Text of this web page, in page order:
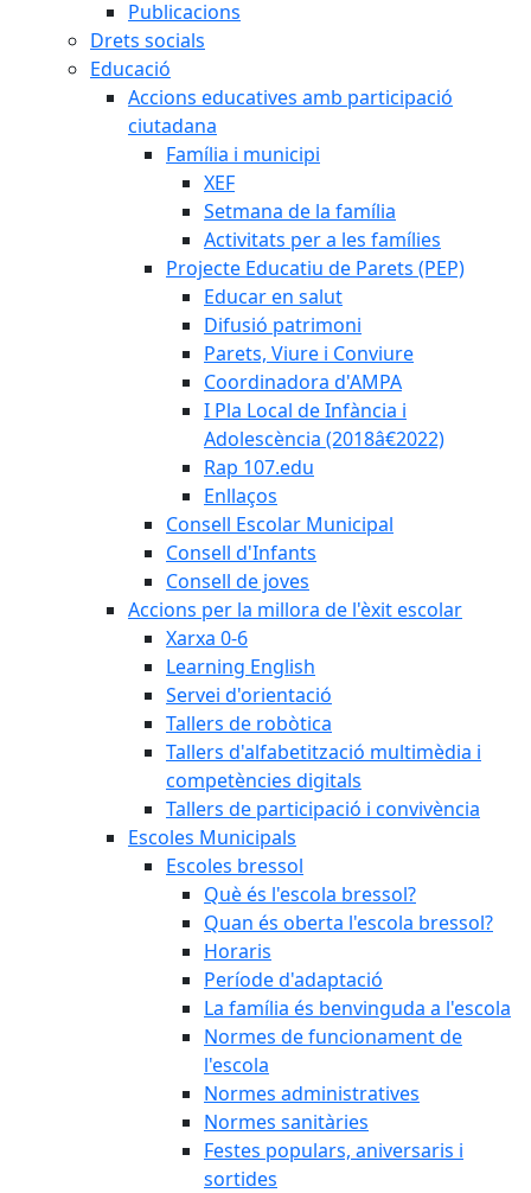
Publicacions
Drets socials
Educació
Accions educatives amb participació
ciutadana
Família i municipi
XEF
Setmana de la família
Activitats per a les famílies
Projecte Educatiu de Parets (PEP)
Educar en salut
Difusió patrimoni
Parets, Viure i Conviure
Coordinadora d'AMPA
I Pla Local de Infància i
Adolescència (2018â€2022)
Rap 107.edu
Enllaços
Consell Escolar Municipal
Consell d'Infants
Consell de joves
Accions per la millora de l'èxit escolar
Xarxa 0-6
Learning English
Servei d'orientació
Tallers de robòtica
Tallers d'alfabetització multimèdia i
competències digitals
Tallers de participació i convivència
Escoles Municipals
Escoles bressol
Què és l'escola bressol?
Quan és oberta l'escola bressol?
Horaris
Període d'adaptació
La família és benvinguda a l'escola
Normes de funcionament de
l'escola
Normes administratives
Normes sanitàries
Festes populars, aniversaris i
sortides